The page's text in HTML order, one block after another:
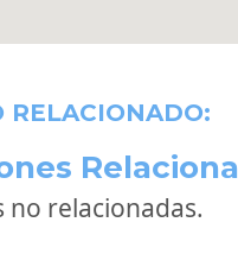
RELACIONADO:
no relacionadas.